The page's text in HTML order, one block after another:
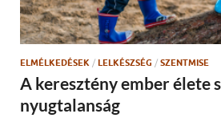
d
o
w
)
n
s
i
n
e
w
w
n
ELMÉLKEDÉSEK / LELKÉSZSÉG / SZENTMISE
A keresztény ember élete
nyugtalanság